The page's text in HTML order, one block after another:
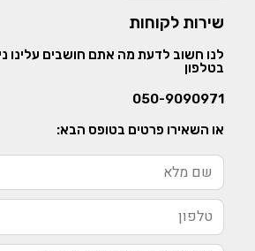
שירות לקוחות
לנו חשוב לדעת מה אתם חושבים עלינו
בטלפון
050-9090971
או השאירו פרטים בטופס הבא: